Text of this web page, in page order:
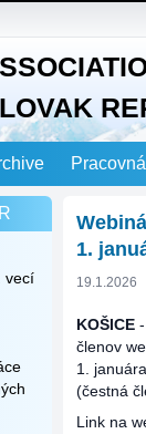
vecí
1.
19.1.2026
KOŠICE
členov
1.
(čestná
Link na